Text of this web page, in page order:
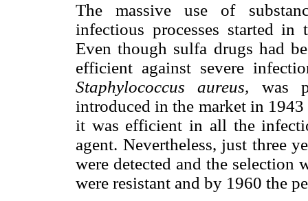
The massive use of
infectious processes started
Even though sulfa drugs had
efficient against severe
Staphylococcus aureus, was
introduced in the market in 1943
it was efficient in all the
agent. Nevertheless, just three
were detected and the selection
were resistant and by 1960 the